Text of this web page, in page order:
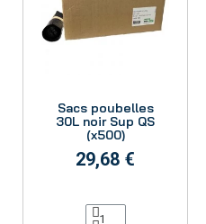
Sacs poubelles
30L noir Sup QS
(x500)
29,68 €